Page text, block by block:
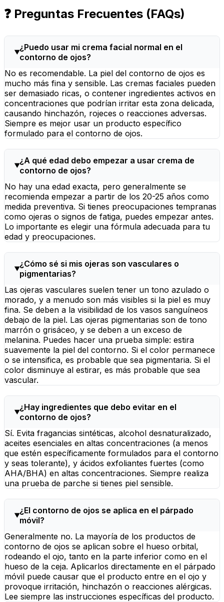
❓ Preguntas Frecuentes (FAQs)
¿Puedo usar mi crema facial normal en el
contorno de ojos?
No es recomendable. La piel del contorno de ojos es
mucho más fina y sensible. Las cremas faciales pueden
ser demasiado ricas, o contener ingredientes activos en
concentraciones que podrían irritar esta zona delicada,
causando hinchazón, rojeces o reacciones adversas.
Siempre es mejor usar un producto específico
formulado para el contorno de ojos.
¿A qué edad debo empezar a usar crema de
contorno de ojos?
No hay una edad exacta, pero generalmente se
recomienda empezar a partir de los 20-25 años como
medida preventiva. Si tienes preocupaciones tempranas
como ojeras o signos de fatiga, puedes empezar antes.
Lo importante es elegir una fórmula adecuada para tu
edad y preocupaciones.
¿Cómo sé si mis ojeras son vasculares o
pigmentarias?
Las ojeras vasculares suelen tener un tono azulado o
morado, y a menudo son más visibles si la piel es muy
fina. Se deben a la visibilidad de los vasos sanguíneos
debajo de la piel. Las ojeras pigmentarias son de tono
marrón o grisáceo, y se deben a un exceso de
melanina. Puedes hacer una prueba simple: estira
suavemente la piel del contorno. Si el color permanece
o se intensifica, es probable que sea pigmentaria. Si el
color disminuye al estirar, es más probable que sea
vascular.
¿Hay ingredientes que debo evitar en el
contorno de ojos?
Sí. Evita fragancias sintéticas, alcohol desnaturalizado,
aceites esenciales en altas concentraciones (a menos
que estén específicamente formulados para el contorno
y seas tolerante), y ácidos exfoliantes fuertes (como
AHA/BHA) en altas concentraciones. Siempre realiza
una prueba de parche si tienes piel sensible.
¿El contorno de ojos se aplica en el párpado
móvil?
Generalmente no. La mayoría de los productos de
contorno de ojos se aplican sobre el hueso orbital,
rodeando el ojo, tanto en la parte inferior como en el
hueso de la ceja. Aplicarlos directamente en el párpado
móvil puede causar que el producto entre en el ojo y
provoque irritación, hinchazón o reacciones alérgicas.
Lee siempre las instrucciones específicas del producto.